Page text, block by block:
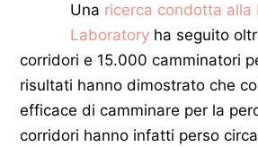
Una ricerca condotta alla
Laboratory ha seguito
corridori e 15.000 camminatori
risultati hanno dimostrato che
efficace di camminare per la
corridori hanno infatti perso